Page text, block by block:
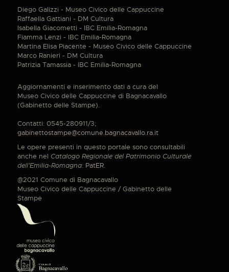
Diego Galizzi - Museo Civico delle Cappuccine
Raffaella Gattiani - DM Cultura
Isabella Giacometti - IBC Emilia-Romagna
Fiamma Lenzi - IBC Emilia-Romagna
Martina Elisa Piacente - Museo Civico delle Cappuccine
Marco Ranieri - DM Cultura
Patrizia Tamassia - IBC Emilia-Romagna
Aggiornamenti e inserimento dati a cura del
Museo Civico delle Cappuccine di Bagnacavallo
(Gabinetto delle Stampe).
Contatti: 0545-280911/3;
gabinettostampe@comune.bagnacavallo.ra.it
Le opere presenti in questo portale sono consultabili
anche nel Catalogo Regionale del Patrimonio Culturale
dell'Emilia-Romagna: PatER.
@2021 Comune di Bagnacavallo
Museo Civico delle Cappuccine / Gabinetto delle
Stampe